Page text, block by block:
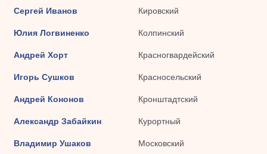
Сергей Иванов Кировский
Юлия Логвиненко Колпинский
Андрей Хорт Красногвардейский
Игорь Сушков Красносельский
Андрей Кононов Кронштадтский
Александр Забайкин Курортный
Владимир Ушаков Московский